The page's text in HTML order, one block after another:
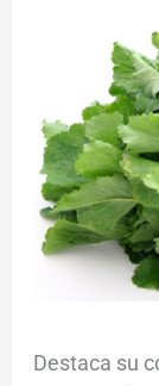
Destaca su